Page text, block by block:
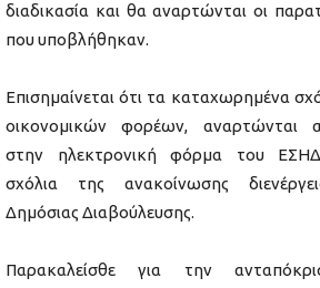
διαδικασία και θα αναρτώνται οι
που υποβλήθηκαν.
Επισημαίνεται ότι τα καταχωρημένα
οικονομικών φορέων, αναρτώνται
στην ηλεκτρονική φόρμα του
σχόλια της ανακοίνωσης
Δημόσιας Διαβούλευσης.
Παρακαλείσθε για την